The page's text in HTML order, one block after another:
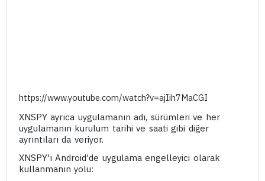
https://www.youtube.com/watch?v=ajIih7MaCGI
XNSPY ayrıca uygulamanın adı, sürümleri ve her
uygulamanın kurulum tarihi ve saati gibi diğer
ayrıntıları da veriyor.
XNSPY'ı Android'de uygulama engelleyici olarak
kullanmanın yolu: